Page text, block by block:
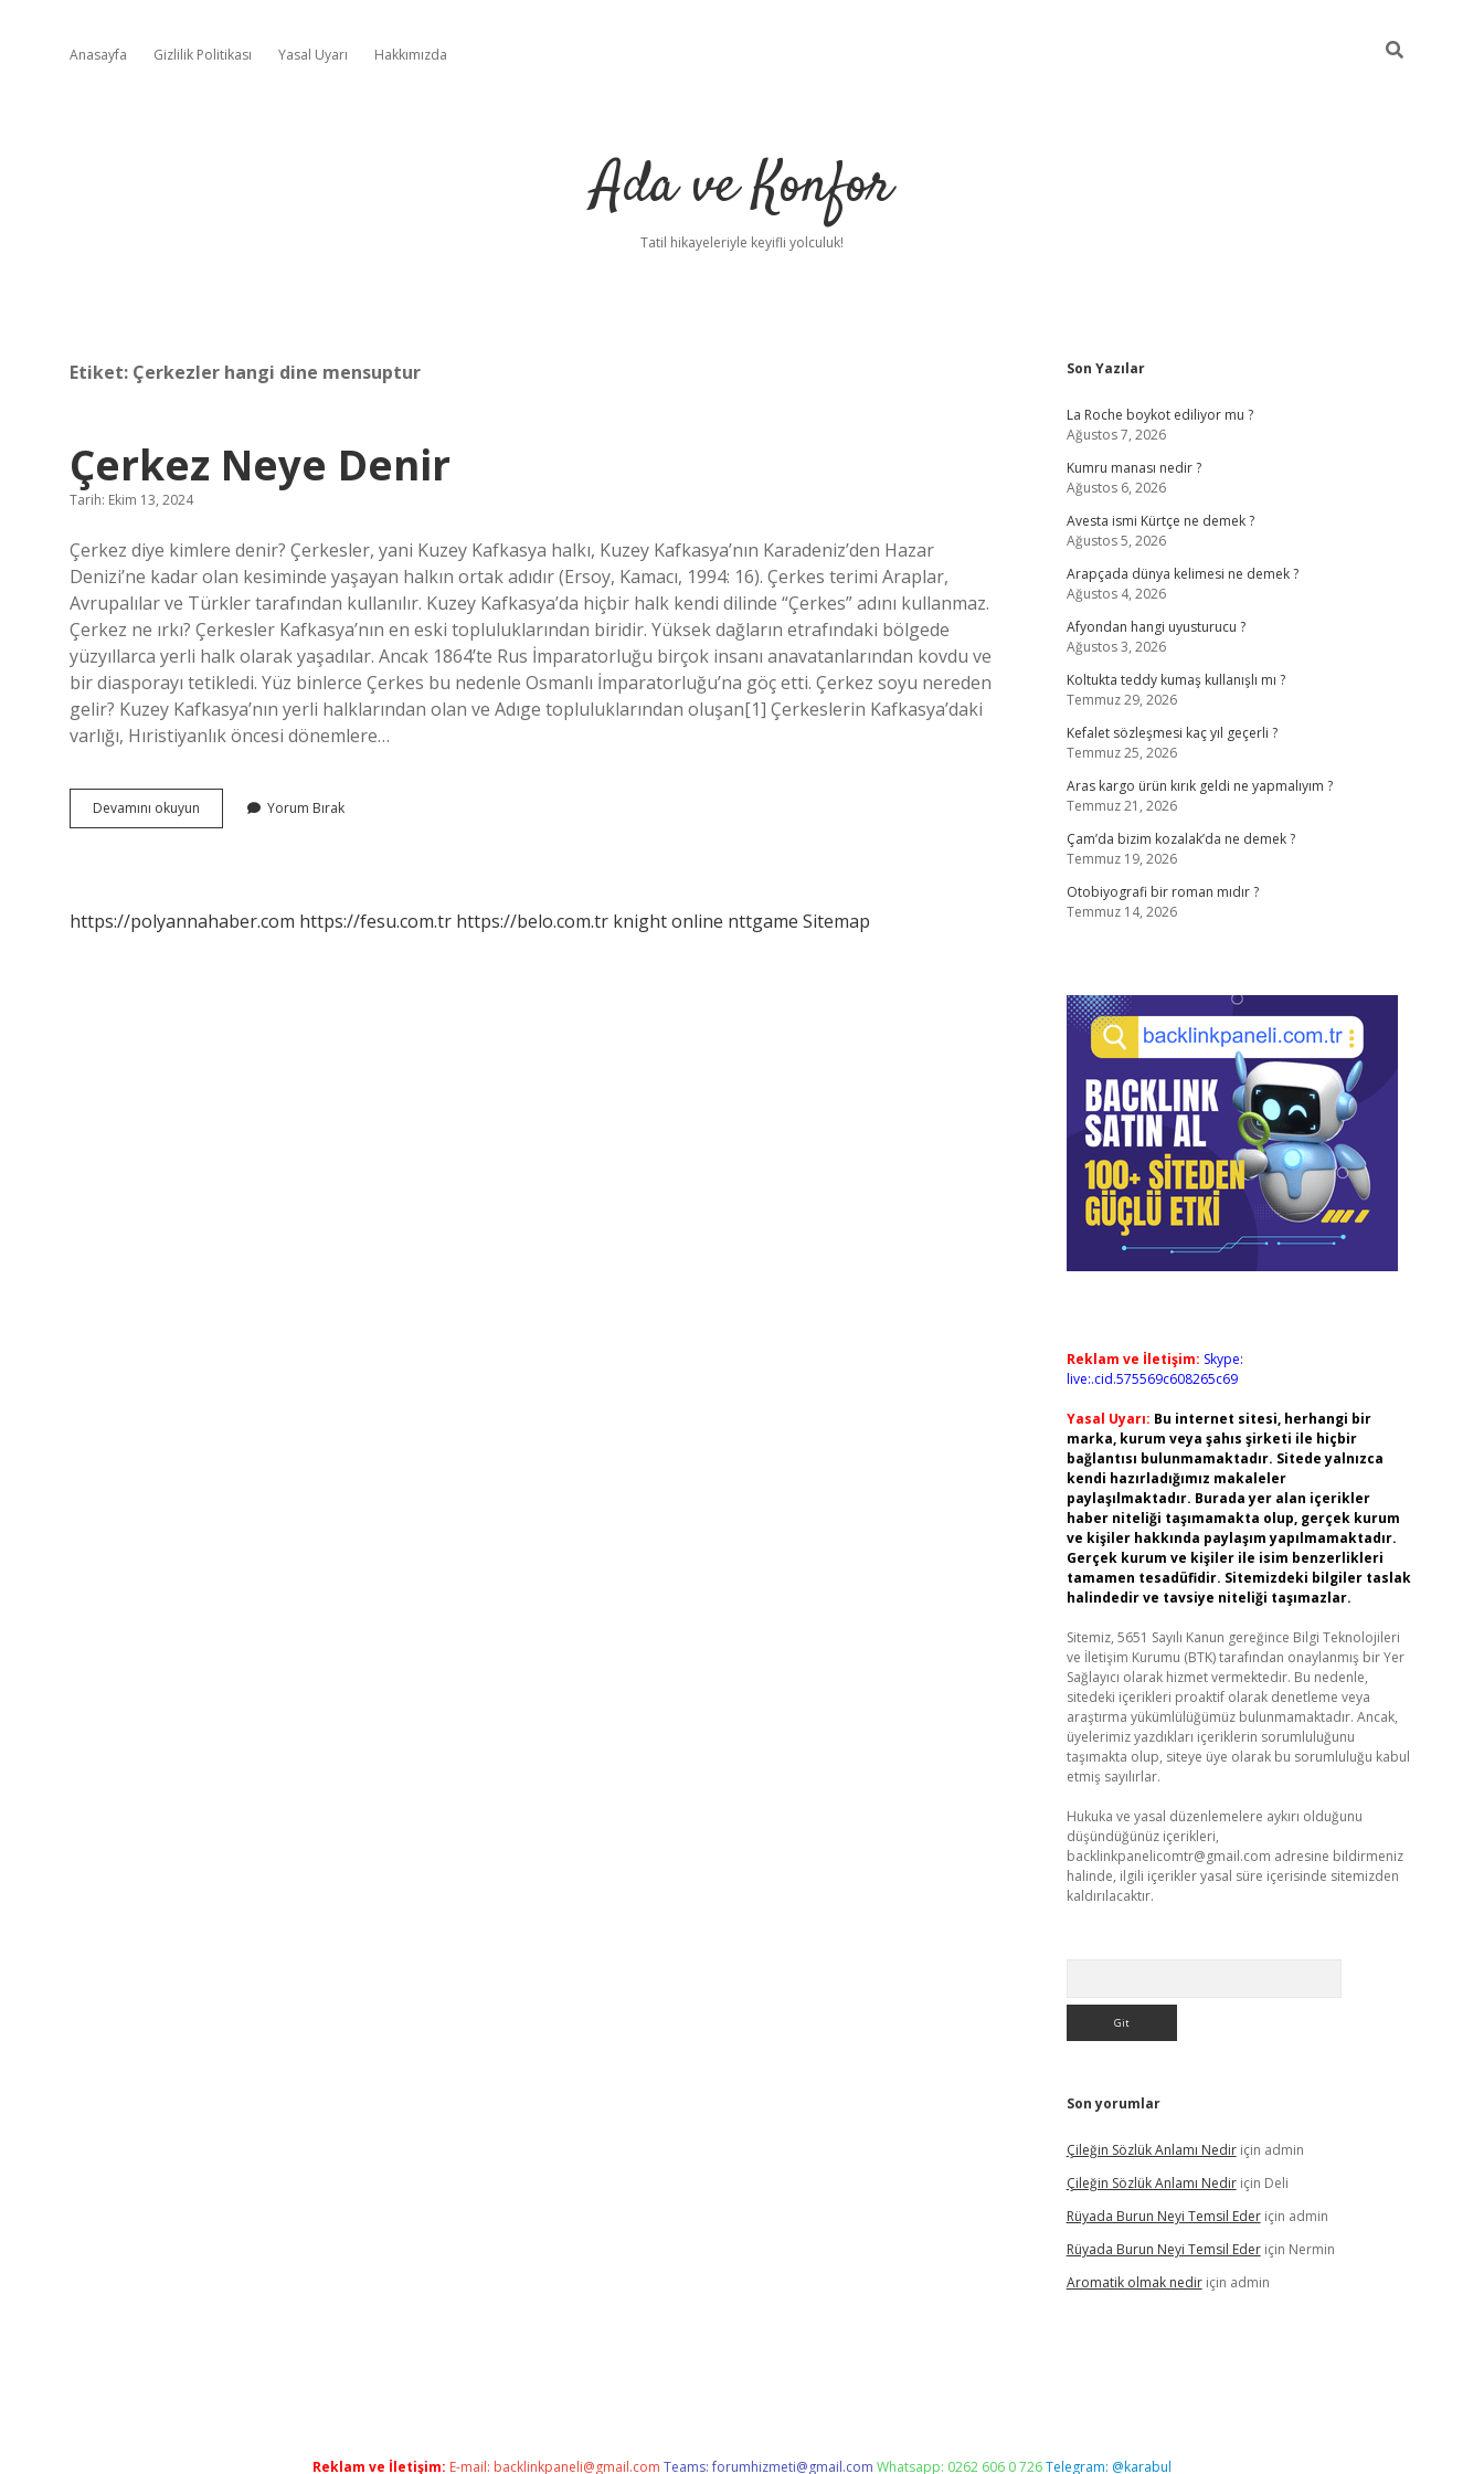
Anasayfa Gizlilik Politikası Yasal Uyarı Hakkımızda
Ada ve Konfor
Tatil hikayeleriyle keyifli yolculuk!
Etiket: Çerkezler hangi dine mensuptur
Çerkez Neye Denir
Tarih: Ekim 13, 2024
Çerkez diye kimlere denir? Çerkesler, yani Kuzey Kafkasya halkı, Kuzey Kafkasya’nın Karadeniz’den Hazar
Denizi’ne kadar olan kesiminde yaşayan halkın ortak adıdır (Ersoy, Kamacı, 1994: 16). Çerkes terimi Araplar,
Avrupalılar ve Türkler tarafından kullanılır. Kuzey Kafkasya’da hiçbir halk kendi dilinde “Çerkes” adını kullanmaz.
Çerkez ne ırkı? Çerkesler Kafkasya’nın en eski topluluklarından biridir. Yüksek dağların etrafındaki bölgede
yüzyıllarca yerli halk olarak yaşadılar. Ancak 1864’te Rus İmparatorluğu birçok insanı anavatanlarından kovdu ve
bir diasporayı tetikledi. Yüz binlerce Çerkes bu nedenle Osmanlı İmparatorluğu’na göç etti. Çerkez soyu nereden
gelir? Kuzey Kafkasya’nın yerli halklarından olan ve Adıge topluluklarından oluşan[1] Çerkeslerin Kafkasya’daki
varlığı, Hıristiyanlık öncesi dönemlere…
Devamını okuyun
Neye
Yorum Bırak
https://polyannahaber.com https://fesu.com.tr https://belo.com.tr knight online nttgame Sitemap
Sidebar
Son Yazılar
La Roche boykot ediliyor mu ?
Ağustos 7, 2026
Kumru manası nedir ?
Ağustos 6, 2026
Avesta ismi Kürtçe ne demek ?
Ağustos 5, 2026
Arapçada dünya kelimesi ne demek ?
Ağustos 4, 2026
Afyondan hangi uyusturucu ?
Ağustos 3, 2026
Koltukta teddy kumaş kullanışlı mı ?
Temmuz 29, 2026
Kefalet sözleşmesi kaç yıl geçerli ?
Temmuz 25, 2026
Aras kargo ürün kırık geldi ne yapmalıyım ?
Temmuz 21, 2026
Çam’da bizim kozalak’da ne demek ?
Temmuz 19, 2026
Otobiyografi bir roman mıdır ?
Temmuz 14, 2026
Reklam ve İletişim: Skype:
live:.cid.575569c608265c69
Yasal Uyarı: Bu internet sitesi, herhangi bir
marka, kurum veya şahıs şirketi ile hiçbir
bağlantısı bulunmamaktadır. Sitede yalnızca
kendi hazırladığımız makaleler
paylaşılmaktadır. Burada yer alan içerikler
haber niteliği taşımamakta olup, gerçek kurum
ve kişiler hakkında paylaşım yapılmamaktadır.
Gerçek kurum ve kişiler ile isim benzerlikleri
tamamen tesadüfidir. Sitemizdeki bilgiler taslak
halindedir ve tavsiye niteliği taşımazlar.
Sitemiz, 5651 Sayılı Kanun gereğince Bilgi Teknolojileri
ve İletişim Kurumu (BTK) tarafından onaylanmış bir Yer
Sağlayıcı olarak hizmet vermektedir. Bu nedenle,
sitedeki içerikleri proaktif olarak denetleme veya
araştırma yükümlülüğümüz bulunmamaktadır. Ancak,
üyelerimiz yazdıkları içeriklerin sorumluluğunu
taşımakta olup, siteye üye olarak bu sorumluluğu kabul
etmiş sayılırlar.
Hukuka ve yasal düzenlemelere aykırı olduğunu
düşündüğünüz içerikleri,
backlinkpanelicomtr@gmail.com adresine bildirmeniz
halinde, ilgili içerikler yasal süre içerisinde sitemizden
kaldırılacaktır.
Son yorumlar
Çileğin Sözlük Anlamı Nediriçin admin
Çileğin Sözlük Anlamı Nediriçin Deli
Rüyada Burun Neyi Temsil Ederiçin admin
Rüyada Burun Neyi Temsil Ederiçin Nermin
Aromatik olmak nediriçin admin
Reklam ve İletişim: E-mail: backlinkpaneli@gmail.com Teams:forumhizmeti@gmail.com Whatsapp: 0262 606 0 726Telegram: @karabul